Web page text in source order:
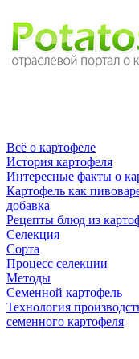
Всё о картофеле
История картофеля
Интересные факты о
Картофель как
добавка
Рецепты блюд из
Селекция
Сорта
Процесс селекции
Методы
Семенной картофель
Технология
семенного картофеля